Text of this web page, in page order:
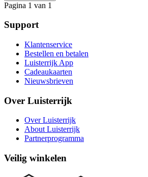
Pagina 1 van 1
Support
Klantenservice
Bestellen en betalen
Luisterrijk App
Cadeaukaarten
Nieuwsbrieven
Over Luisterrijk
Over Luisterrijk
About Luisterrijk
Partnerprogramma
Veilig winkelen